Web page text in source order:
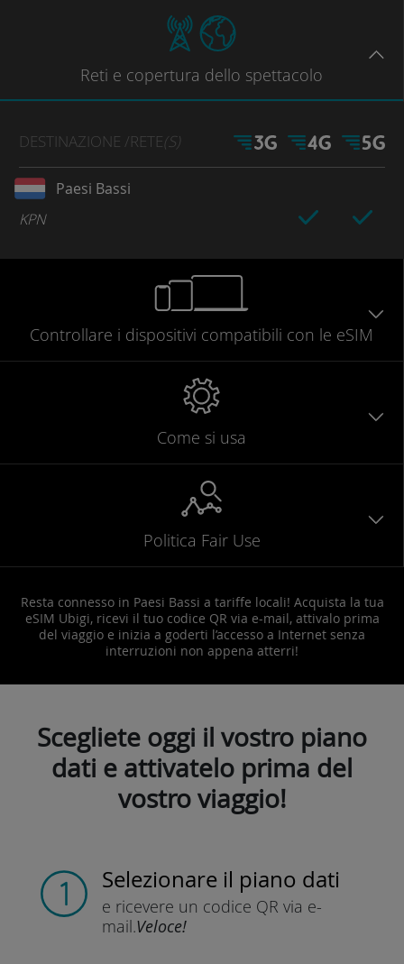
Reti e copertura dello spettacolo
DESTINAZIONE /RETE(S)
Paesi Bassi
KPN
Controllare i dispositivi compatibili con le eSIM
Come si usa
Politica Fair Use
Resta connesso in Paesi Bassi a tariffe locali! Acquista la tua
eSIM Ubigi, ricevi il tuo codice QR via e-mail, attivalo prima
del viaggio e inizia a goderti l’accesso a Internet senza
interruzioni non appena atterri!
Scegliete oggi il vostro piano
dati e attivatelo prima del
vostro viaggio!
Selezionare il piano dati
e ricevere un codice QR via e-
mail.Veloce!